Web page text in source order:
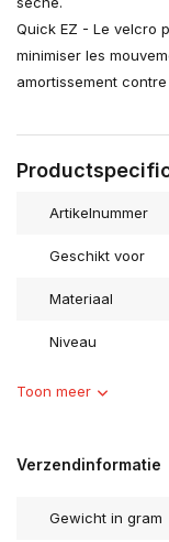
Quick EZ - Le velcro
minimiser les
amortissement
Artikelnummer
Geschikt voor
Materiaal
Niveau
Toon meer
Verzendinformatie
Gewicht in gram